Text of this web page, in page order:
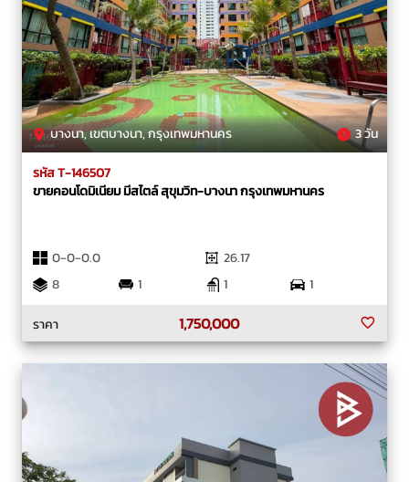
บางนา, เขตบางนา, กรุงเทพมหานคร 3 วัน
รหัส T-146507
ขายคอนโดมิเนียม มีสไตล์ สุขุมวิท-บางนา กรุงเทพมหานคร
0-0-0.0
26.17
8
1 1
1
ราคา
1,750,000